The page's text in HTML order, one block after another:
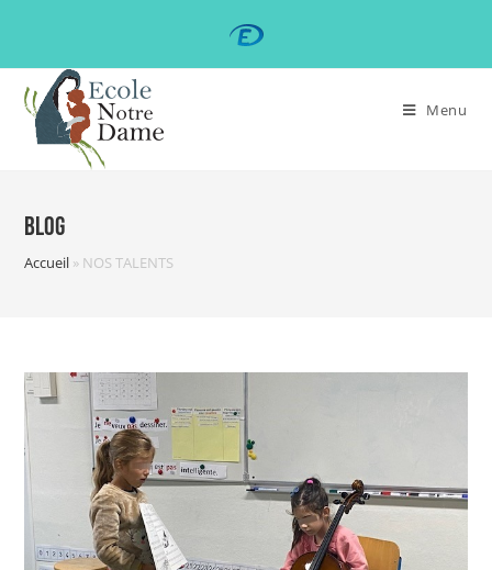
Menu
Blog
Accueil » NOS TALENTS